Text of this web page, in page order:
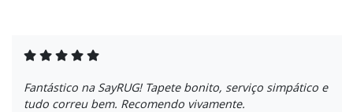
Fantástico na SayRUG! Tapete bonito, serviço simpático e
tudo correu bem. Recomendo vivamente.